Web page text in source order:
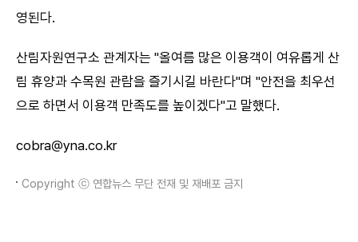
영된다.
산림자원연구소 관계자는 "올여름 많은 이용객이 여유롭게 산
림 휴양과 수목원 관람을 즐기시길 바란다"며 "안전을 최우선
으로 하면서 이용객 만족도를 높이겠다"고 말했다.
cobra@yna.co.kr
Copyright ⓒ 연합뉴스 무단 전재 및 재배포 금지